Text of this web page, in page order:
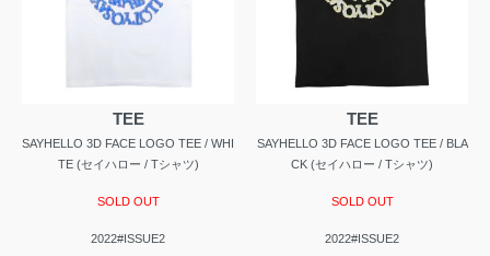
TEE
SAYHELLO 3D FACE LOGO TEE / WHI
TE (セイハロー / Tシャツ)
SOLD OUT
2022#ISSUE2
TEE
SAYHELLO 3D FACE LOGO TEE / BLA
CK (セイハロー / Tシャツ)
SOLD OUT
2022#ISSUE2